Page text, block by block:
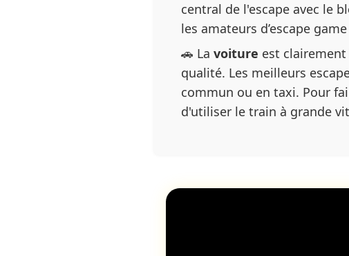
central de l'escape avec le
les amateurs d’escape
🚗 La voiture est
qualité. Les meilleurs
commun ou en taxi. Pour
d'utiliser le train à grande